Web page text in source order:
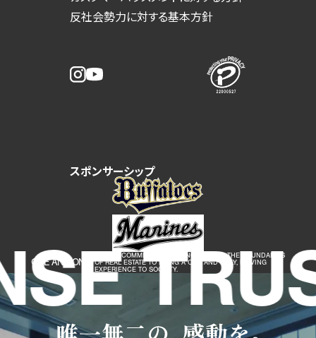
反社会勢力に対する基本方針
ONE AND ONLY
WE ARE COMMITTED TO GOING BEYOND THE BOUNDARIES
OF REAL ESTATE TO BRING A ONE AND ONLY, MOVING
EXPERIENCE TO SOCIETY.
スポンサーシップ